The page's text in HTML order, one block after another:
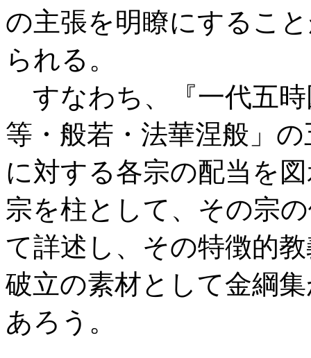
の主張を明瞭にするこ
られる。
すなわち、『一代五時
等・般若・法華涅般」
に対する各宗の配当を
宗を柱として、その宗
て詳述し、その特徴的
破立の素材として金綱
あろう。